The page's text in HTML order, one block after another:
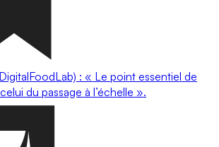
: « Le point essentiel de
du passage à l’échelle ».